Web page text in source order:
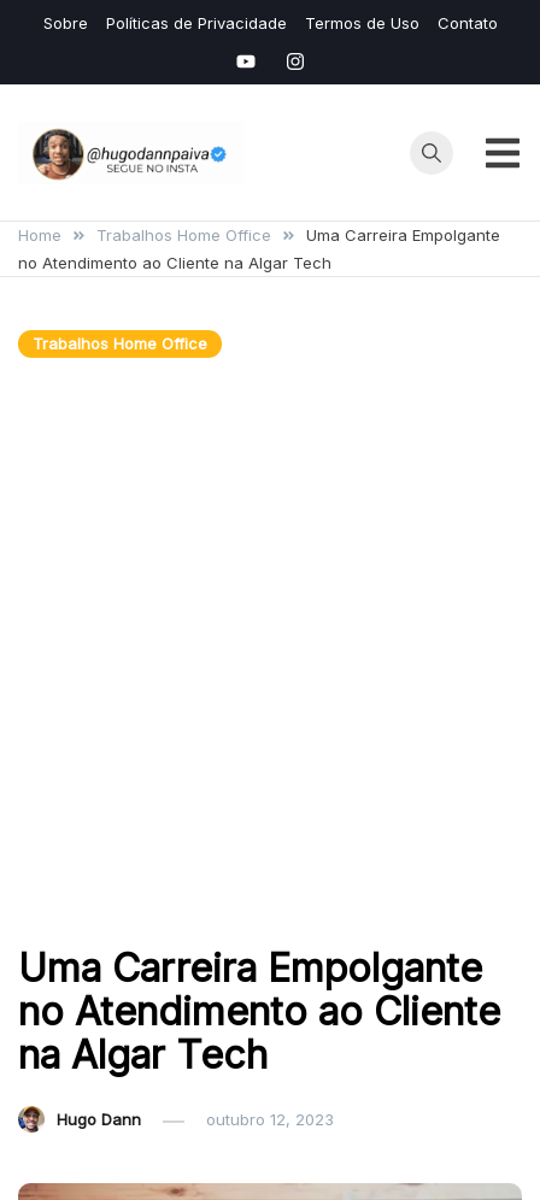
content
Sobre Políticas de Privacidade Termos de Uso Contato
Hugo
Dann
Conteudos de
IAS e Avaliação
Lucrativas
Home Trabalhos Home Office
Uma Carreira Empolgante
no Atendimento ao Cliente na Algar Tech
Trabalhos Home Office
Uma Carreira Empolgante
no Atendimento ao Cliente
na Algar Tech
Hugo Dann outubro 12, 2023